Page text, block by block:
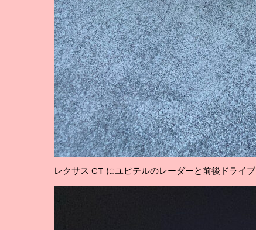
レクサス CT にユピテルのレーダーと前後ドライブ